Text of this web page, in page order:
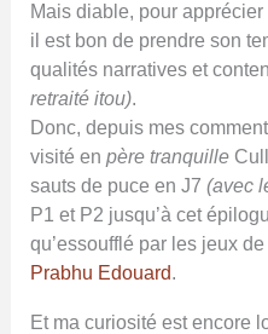
Mais diable, pour
il est bon de prendre son
qualités narratives et
retraité itou).
Donc, depuis mes
visité enpère tranquille
sauts de puce en J7(avec
P1 et P2 jusqu’à cet
qu’essoufflé par les jeux de
Prabhu Edouard.
Et ma curiosité est encore